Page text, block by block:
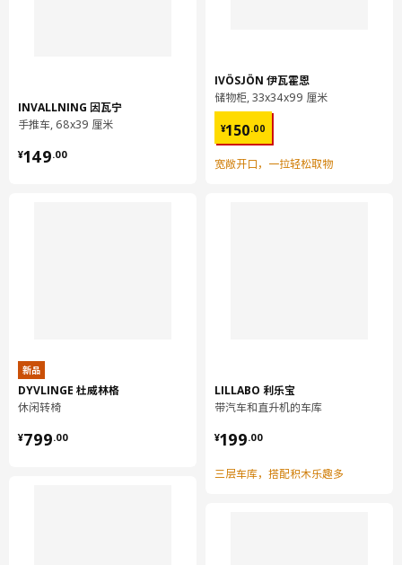
INVALLNING 因瓦宁
手推车, 68x39 厘米
¥149.00
¥ 149.00
新品
DYVLINGE 杜威林格
休闲转椅
¥799.00
¥ 799.00
IVÖSJÖN 伊瓦霍恩
储物柜, 33x34x99 厘米
¥150.00
¥ 150.00
宽敞开口，一拉轻松取物
LILLABO 利乐宝
带汽车和直升机的车库
¥199.00
¥ 199.00
三层车库，搭配积木乐趣多